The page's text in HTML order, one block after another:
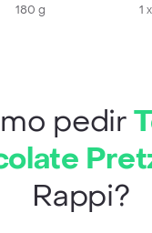
180 g
1
pedir
Rappi?